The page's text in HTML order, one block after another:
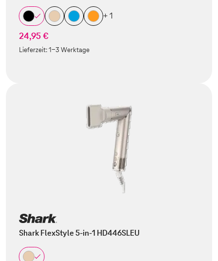
+ 1
24,95 €
Lieferzeit:1-3 Werktage
Shark FlexStyle 5-in-1 HD446SLEU